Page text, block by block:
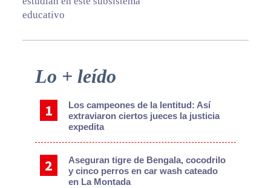
educativo
Primary
Lo + leído
Los campeones de la lentitud: Así
extraviaron ciertos jueces la justicia
expedita
Aseguran tigre de Bengala, cocodrilo
y cinco perros en car wash cateado
en La Montada